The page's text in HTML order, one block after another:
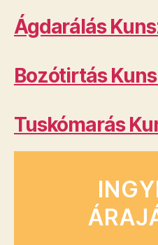
Ágdarálás
Bozótirtás
Tuskómarás